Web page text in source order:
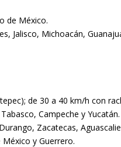
de México.
Jalisco, Michoacán,
de 30 a 40 km/h con
Campeche y Yucatán.
Zacatecas,
y Guerrero.